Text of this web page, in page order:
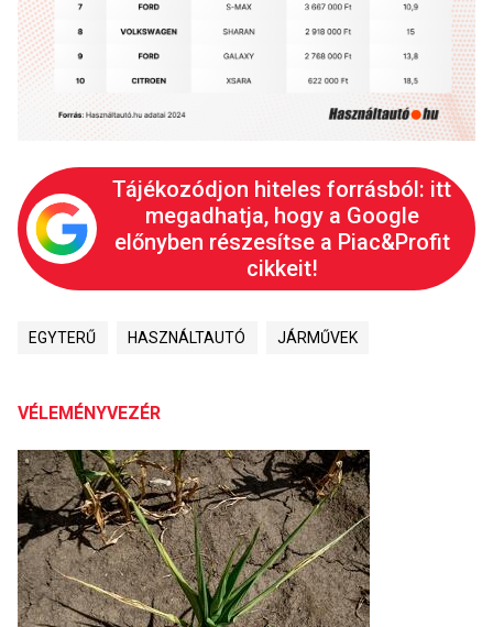
Tájékozódjon hiteles forrásból: itt
megadhatja, hogy a Google
előnyben részesítse a Piac&Profit
cikkeit!
EGYTERŰ HASZNÁLTAUTÓ JÁRMŰVEK
VÉLEMÉNYVEZÉR